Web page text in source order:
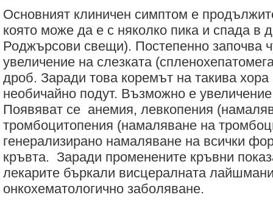
Основният клиничен симптом е
която може да е с няколко пика и спада в
Роджърсови свещи). Постепенно започва
увеличение на слезката
дроб. Заради това коремът на такива хора
необичайно подут. Възможно е
Появяват се анемия, левкопения
тромбоцитопения (намаляване на
генерализирано намаляване на всички
кръвта. Заради променените кръвни
лекарите бъркали висцералната
онкохематологично заболяване.